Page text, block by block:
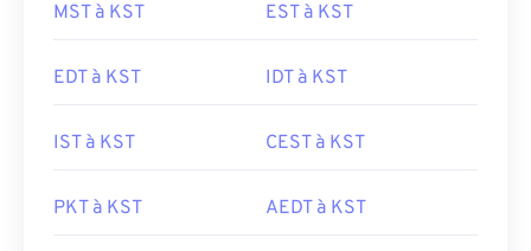
MST à KST EST à KST
EDT à KST IDT à KST
IST à KST CEST à KST
PKT à KST AEDT à KST